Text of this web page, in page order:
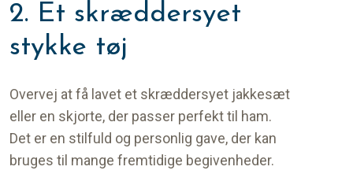
2. Et skræddersyet
stykke tøj
Overvej at få lavet et skræddersyet jakkesæt
eller en skjorte, der passer perfekt til ham.
Det er en stilfuld og personlig gave, der kan
bruges til mange fremtidige begivenheder.